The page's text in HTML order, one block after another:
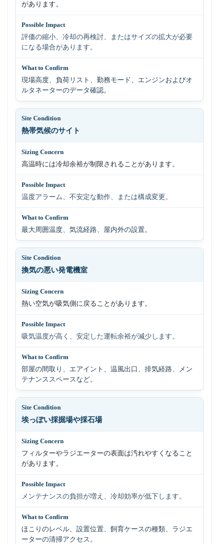
があります。
評価の縮小、冷却の再検討、またはサイズの拡大が必要
になる場合があります。
現場高度、負荷リスト、勤務モード、エンジンおよびオ
ルタネーターのデータ確認。
熱帯気候のサイト
高温時には冷却余裕が制限されることがあります。
温度アラーム、不安定な動作、または構成変更。
最大周囲温度、気流経路、屋内外の設置。
換気の悪い発電機室
熱い空気が吸気側に戻ることがあります。
吸気温度が高く、安定した運転余裕が減少します。
部屋の間取り、エアイント、温風出口、排気経路、メン
テナンススペースなど。
埃っぽい採掘場や採石場
フィルターやラジエーターの表面は汚れやすくなること
があります。
メンテナンスの負担が増え、冷却効率が低下します。
ほこりのレベル、設置位置、飼育ケースの種類、ラジエ
ーターの清掃アクセス。